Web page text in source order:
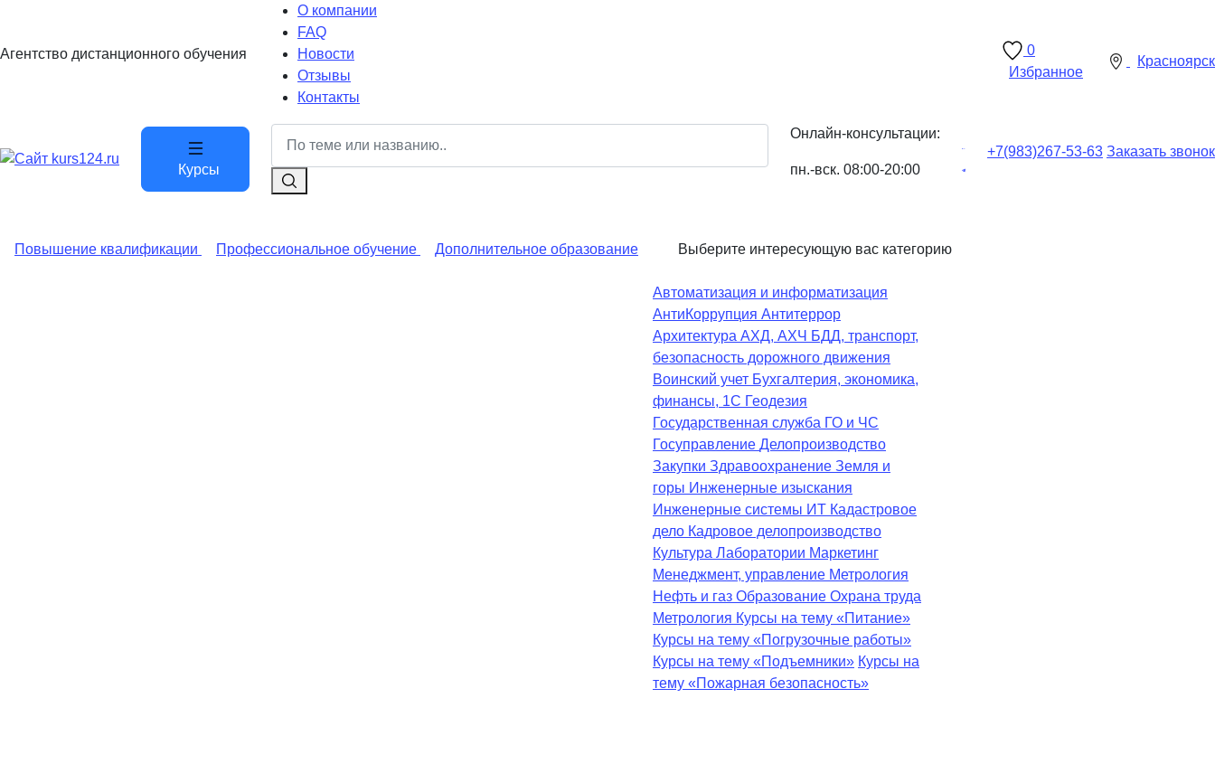
Агентство дистанционного обучения
О компании
FAQ
Новости
Отзывы
Контакты
0
Избранное
Красноярск
Курсы
Онлайн-консультации:
пн.-вск. 08:00-20:00
+7(983)267-53-63 Заказать звонок
Повышение квалификации Профессиональное обучение Дополнительное образование Выберите интересующую вас категорию
Автоматизация и информатизация
АнтиКоррупция Антитеррор
Архитектура АХД, АХЧ БДД, транспорт,
безопасность дорожного движения
Воинский учет Бухгалтерия, экономика,
финансы, 1С Геодезия
Государственная служба ГО и ЧС
Госуправление Делопроизводство
Закупки Здравоохранение Земля и
горы Инженерные изыскания
Инженерные системы ИТ Кадастровое
дело Кадровое делопроизводство
Культура Лаборатории Маркетинг
Менеджмент, управление Метрология
Нефть и газ Образование Охрана труда
Метрология Курсы на тему «Питание»
Курсы на тему «Погрузочные работы»
Курсы на тему «Подъемники» Курсы на
тему «Пожарная безопасность»